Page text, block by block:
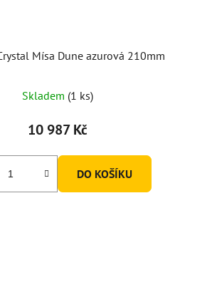
Mísa Dune azurová 210mm
Skladem (1 ks)
10 987 Kč
DO KOŠÍKU